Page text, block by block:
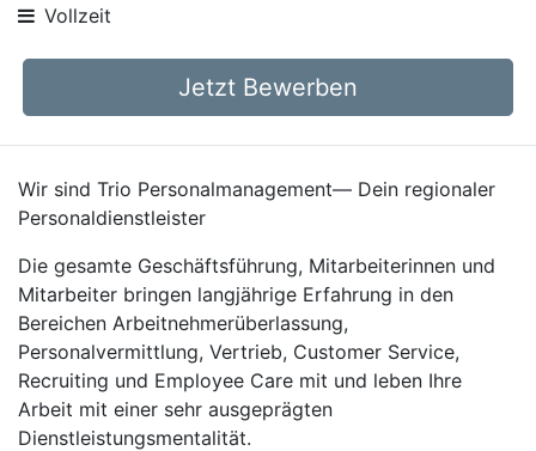
Vollzeit
Jetzt Bewerben
Wir sind Trio Personalmanagement— Dein regionaler
Personaldienstleister
Die gesamte Geschäftsführung, Mitarbeiterinnen und
Mitarbeiter bringen langjährige Erfahrung in den
Bereichen Arbeitnehmerüberlassung,
Personalvermittlung, Vertrieb, Customer Service,
Recruiting und Employee Care mit und leben Ihre
Arbeit mit einer sehr ausgeprägten
Dienstleistungsmentalität.